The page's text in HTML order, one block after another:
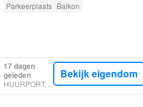
Parkeerplaats Balkon
17 dagen
geleden
HUURPORTAAL
Bekijk eigendom